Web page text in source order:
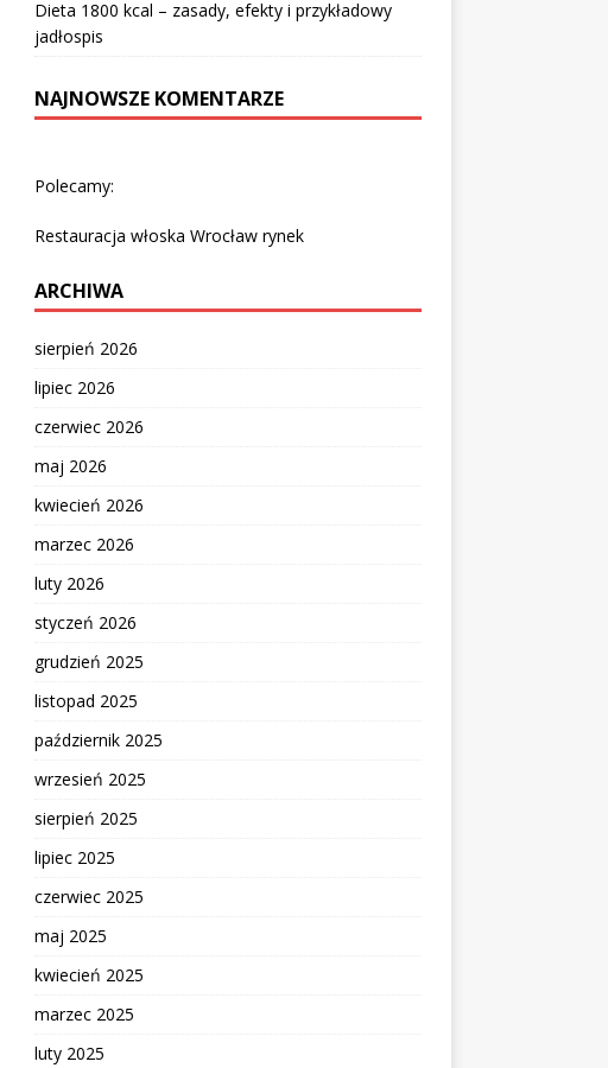
Dieta 1800 kcal – zasady, efekty i przykładowy
jadłospis
NAJNOWSZE KOMENTARZE
Polecamy:
Restauracja włoska Wrocław rynek
ARCHIWA
sierpień 2026
lipiec 2026
czerwiec 2026
maj 2026
kwiecień 2026
marzec 2026
luty 2026
styczeń 2026
grudzień 2025
listopad 2025
październik 2025
wrzesień 2025
sierpień 2025
lipiec 2025
czerwiec 2025
maj 2025
kwiecień 2025
marzec 2025
luty 2025